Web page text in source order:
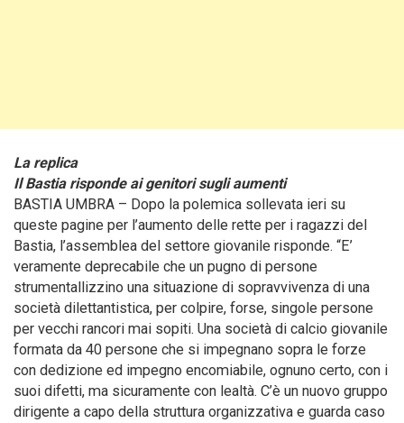
La replica
Il Bastia risponde ai genitori sugli aumenti
BASTIA UMBRA – Dopo la polemica sollevata ieri su
queste pagine per l’aumento delle rette per i ragazzi del
Bastia, l’assemblea del settore giovanile risponde. “E’
veramente deprecabile che un pugno di persone
strumentallizzino una situazione di sopravvivenza di una
società dilettantistica, per colpire, forse, singole persone
per vecchi rancori mai sopiti. Una società di calcio giovanile
formata da 40 persone che si impegnano sopra le forze
con dedizione ed impegno encomiabile, ognuno certo, con i
suoi difetti, ma sicuramente con lealtà. C’è un nuovo gruppo
dirigente a capo della struttura organizzativa e guarda caso